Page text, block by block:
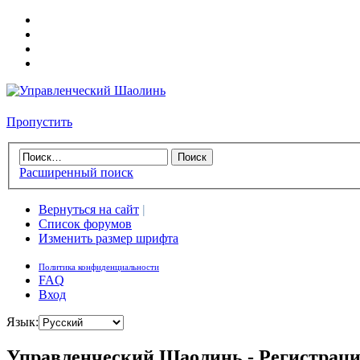
Пропустить
Расширенный поиск
Вернуться на сайт |
Список форумов
Изменить размер шрифта
Политика конфиденциальности
FAQ
Вход
Язык: